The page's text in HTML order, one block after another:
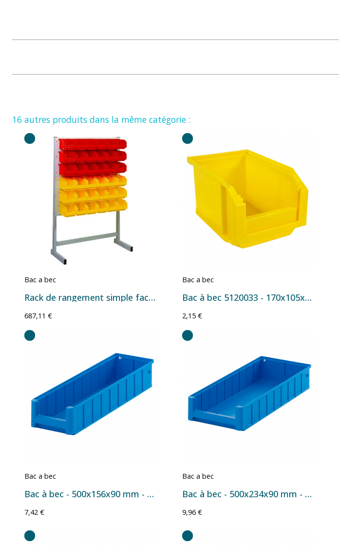
16 autres produits dans la même catégorie :
Bac a bec
Rack de rangement simple face Série European avec bacs à bec – Plusieurs configurations
687,11 €
Bac a bec
Bac à bec 5120033 - 170x105x75 mm - 1 L Jaune
2,15 €
Bac a bec
Bac à bec - 500x156x90 mm - 5,9 L
7,42 €
Bac a bec
Bac à bec - 500x234x90 mm - 9,3 L
9,96 €